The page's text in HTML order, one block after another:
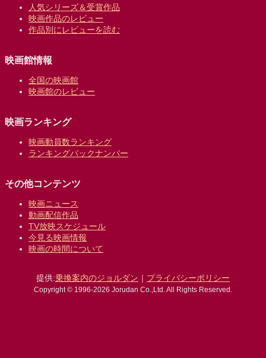
人気シリーズ＆受賞作品
映画作品のレビュー
作品別にレビューを読む
映画館情報
全国の映画館
映画館のレビュー
映画ランキング
映画動員数ランキング
ランキングバックナンバー
その他コンテンツ
映画ニュース
動画配信作品
TV放映スケジュール
今見る映画情報
映画の時間について
提供:乗換案内のジョルダン ｜ プライバシーポリシー
Copyright © 1996-2026 Jorudan Co.,Ltd. All Rights Reserved.